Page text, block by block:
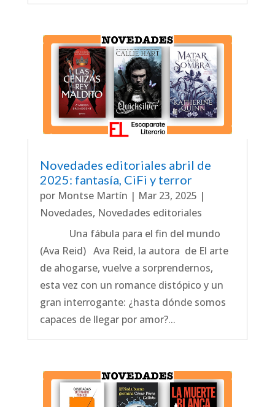
Novedades editoriales abril de
2025: fantasía, CiFi y terror
por Montse Martín | Mar 23, 2025 |
Novedades, Novedades editoriales
Una fábula para el fin del mundo
(Ava Reid) Ava Reid, la autora de El arte
de ahogarse, vuelve a sorprendernos,
esta vez con un romance distópico y un
gran interrogante: ¿hasta dónde somos
capaces de llegar por amor?...